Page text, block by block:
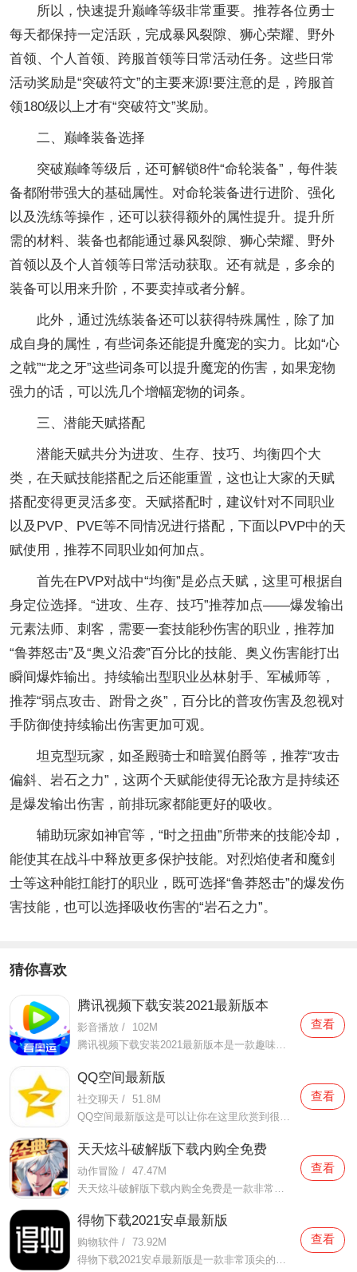
所以，快速提升巅峰等级非常重要。推荐各位勇士
每天都保持一定活跃，完成暴风裂隙、狮心荣耀、野外
首领、个人首领、跨服首领等日常活动任务。这些日常
活动奖励是“突破符文”的主要来源!要注意的是，跨服首
领180级以上才有“突破符文”奖励。
二、巅峰装备选择
突破巅峰等级后，还可解锁8件“命轮装备”，每件装
备都附带强大的基础属性。对命轮装备进行进阶、强化
以及洗练等操作，还可以获得额外的属性提升。提升所
需的材料、装备也都能通过暴风裂隙、狮心荣耀、野外
首领以及个人首领等日常活动获取。还有就是，多余的
装备可以用来升阶，不要卖掉或者分解。
此外，通过洗练装备还可以获得特殊属性，除了加
成自身的属性，有些词条还能提升魔宠的实力。比如“心
之戟”“龙之牙”这些词条可以提升魔宠的伤害，如果宠物
强力的话，可以洗几个增幅宠物的词条。
三、潜能天赋搭配
潜能天赋共分为进攻、生存、技巧、均衡四个大
类，在天赋技能搭配之后还能重置，这也让大家的天赋
搭配变得更灵活多变。天赋搭配时，建议针对不同职业
以及PVP、PVE等不同情况进行搭配，下面以PVP中的天
赋使用，推荐不同职业如何加点。
首先在PVP对战中“均衡”是必点天赋，这里可根据自
身定位选择。“进攻、生存、技巧”推荐加点——爆发输出
元素法师、刺客，需要一套技能秒伤害的职业，推荐加
“鲁莽怒击”及“奥义沿袭”百分比的技能、奥义伤害能打出
瞬间爆炸输出。持续输出型职业丛林射手、军械师等，
推荐“弱点攻击、跗骨之炎”，百分比的普攻伤害及忽视对
手防御使持续输出伤害更加可观。
坦克型玩家，如圣殿骑士和暗翼伯爵等，推荐“攻击
偏斜、岩石之力”，这两个天赋能使得无论敌方是持续还
是爆发输出伤害，前排玩家都能更好的吸收。
辅助玩家如神官等，“时之扭曲”所带来的技能冷却，
能使其在战斗中释放更多保护技能。对烈焰使者和魔剑
士等这种能扛能打的职业，既可选择“鲁莽怒击”的爆发伤
害技能，也可以选择吸收伤害的“岩石之力”。
猜你喜欢
腾讯视频下载安装2021最新版本
影音播放 /
102M
腾讯视频下载安装2021最新版本是一款趣味性非常强的手机视频播放软件。在这款腾讯视频下载安装2021最新版本有很多当下热播的影片资源，在这里面可以看到有很多的精彩的影片，你想要观看的电视剧、电影、综艺、动漫等等统统都汇聚在这里面，影片的内容也都是非常丰富的，用户们
查看
QQ空间最新版
社交聊天 / 51.8M
QQ空间最新版这是可以让你在这里欣赏到很多优质的内容欣赏体验的手机视频软件，在这里的内容有很多都是好友的动态，而且还有很多的互动功能可以让你跟好友之间的亲密度再次提升，大家在这里可以感受到很多优质的社交和很多有趣的心情分享，不仅可以跟人互动，这软件也是自己
查看
天天炫斗破解版下载内购全免费
动作冒险 / 47.47M
查看
得物下载2021安卓最新版
购物软件 / 73.92M
得物下载2021安卓最新版是一款非常顶尖的潮流购物软件。在这款得物下载2021安卓最新版中拥有非常多当下潮流的时尚单品以及各种各样的球鞋，在这里为了让用户们在购买的时候可以放心，你所购买的每一件商品都会经过专业的鉴定，这里面汇聚了数百位专业的鉴定师会对你所购买的商
查看